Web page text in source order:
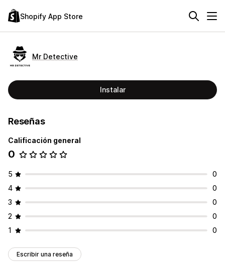
Shopify App Store
Mr Detective
Instalar
Reseñas
Calificación general
0
5
0
4
0
3
0
2
0
1
0
Escribir una reseña